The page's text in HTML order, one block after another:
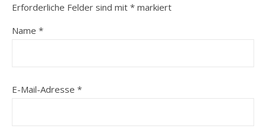
Erforderliche Felder sind mit * markiert
Name *
E-Mail-Adresse *